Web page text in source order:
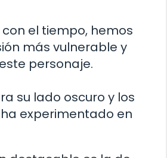
el tiempo, hemos
más vulnerable y
personaje.
su lado oscuro y los
experimentado en